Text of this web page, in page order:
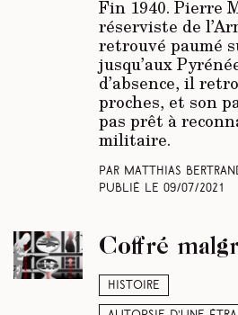
Fin 1940. Pierre
réserviste de
retrouvé paumé
jusqu’aux
d’absence, il
proches, et son
pas prêt à
militaire.
Par Matthias
Publié le 09/07/2021
Histoire
Coffré